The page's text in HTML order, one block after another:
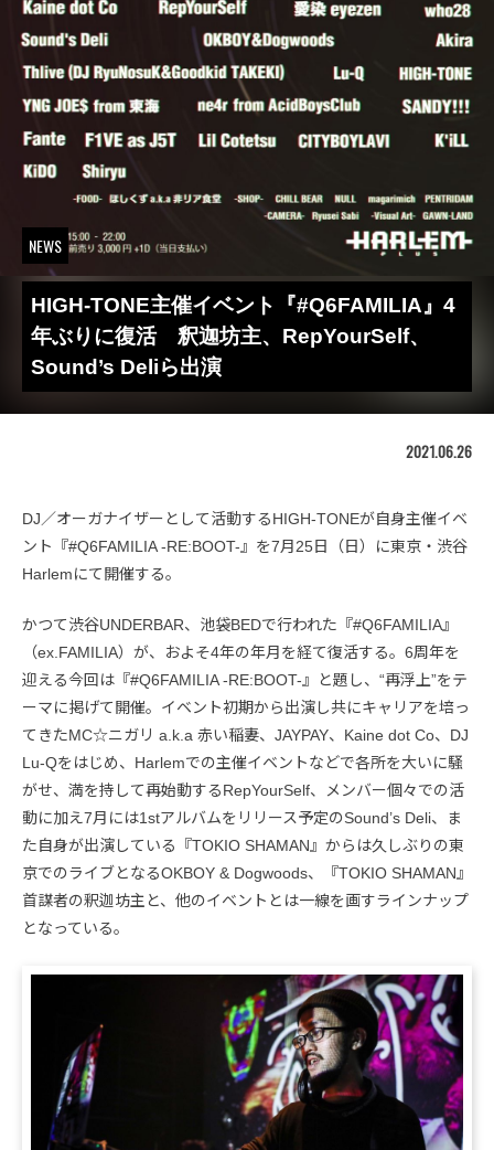
NEWS
HIGH-TONE主催イベント『#Q6FAMILIA』4
年ぶりに復活 釈迦坊主、RepYourSelf、
Sound’s Deliら出演
2021.06.26
DJ／オーガナイザーとして活動するHIGH-TONEが自身主催イベ
ント『#Q6FAMILIA -RE:BOOT-』を7月25日（日）に東京・渋谷
Harlemにて開催する。
かつて渋谷UNDERBAR、池袋BEDで行われた『#Q6FAMILIA』
（ex.FAMILIA）が、およそ4年の年月を経て復活する。6周年を
迎える今回は『#Q6FAMILIA -RE:BOOT-』と題し、“再浮上”をテ
ーマに掲げて開催。イベント初期から出演し共にキャリアを培っ
てきたMC☆ニガリ a.k.a 赤い稲妻、JAYPAY、Kaine dot Co、DJ
Lu-Qをはじめ、Harlemでの主催イベントなどで各所を大いに騒
がせ、満を持して再始動するRepYourSelf、メンバー個々での活
動に加え7月には1stアルバムをリリース予定のSound’s Deli、ま
た自身が出演している『TOKIO SHAMAN』からは久しぶりの東
京でのライブとなるOKBOY & Dogwoods、『TOKIO SHAMAN』
首謀者の釈迦坊主と、他のイベントとは一線を画すラインナップ
となっている。